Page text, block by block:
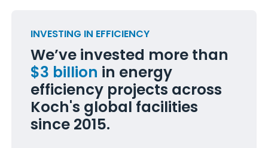
INVESTING IN EFFICIENCY
We’ve invested more than
$3 billion in energy
efficiency projects across
Koch's global facilities
since 2015.